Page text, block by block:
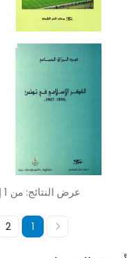
عرض النتائج: من 1 إلى 20 من أصل 233 نتيجة
1
2